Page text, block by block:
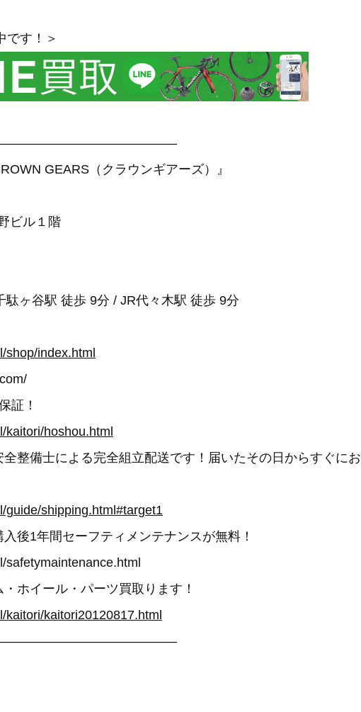
です！＞
GEARS（クラウンギアーズ）』
ビル１階
ヶ谷駅 徒歩 9分 / JR代々木駅 徒歩 9分
shop/index.html
証！
kaitori/hoshou.html
整備士による完全組立配送です！届いたその日からすぐに
guide/shipping.html#target1
後1年間セーフティメンテナンスが無料！
ホイール・パーツ買取ります！
kaitori20120817.html